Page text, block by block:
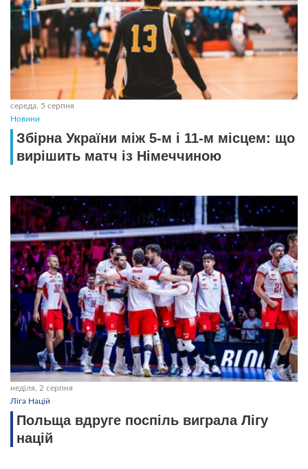
середа, 5 серпня
Новини
Збірна України між 5-м і 11-м місцем: що
вирішить матч із Німеччиною
неділя, 2 серпня
Ліга Націй
Польща вдруге поспіль виграла Лігу
націй